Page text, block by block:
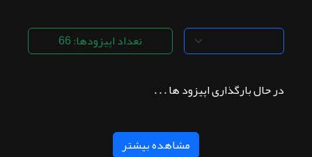
تعداد اپیزودها: 66
در حال بارگذاری اپیزود ها . . .
مشاهده بیشتر